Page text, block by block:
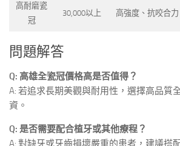
高耐磨瓷
冠
30,000以上 高強度、抗咬合力
問題解答
Q: 高雄全瓷冠價格高是否值得？
A: 若追求長期美觀與耐用性，選擇高品質
資。
Q: 是否需要配合植牙或其他療程？
A: 對缺牙或牙齒損壞嚴重的患者，建議搭